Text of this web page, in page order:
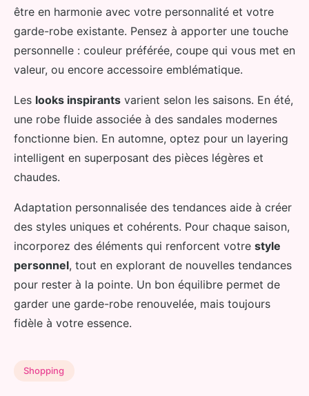
être en harmonie avec votre personnalité et votre
garde-robe existante. Pensez à apporter une touche
personnelle : couleur préférée, coupe qui vous met en
valeur, ou encore accessoire emblématique.
Les looks inspirants varient selon les saisons. En été,
une robe fluide associée à des sandales modernes
fonctionne bien. En automne, optez pour un layering
intelligent en superposant des pièces légères et
chaudes.
Adaptation personnalisée des tendances aide à créer
des styles uniques et cohérents. Pour chaque saison,
incorporez des éléments qui renforcent votre style
personnel, tout en explorant de nouvelles tendances
pour rester à la pointe. Un bon équilibre permet de
garder une garde-robe renouvelée, mais toujours
fidèle à votre essence.
Shopping